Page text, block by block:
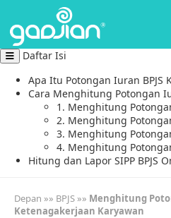
Daftar Isi
Apa Itu Potongan Iuran BPJS
Cara Menghitung Potongan
1. Menghitung
2. Menghitung
3. Menghitung
4. Menghitung
Hitung dan Lapor SIPP BPJS
Depan »» BPJS »» Menghitung
Ketenagakerjaan Karyawan